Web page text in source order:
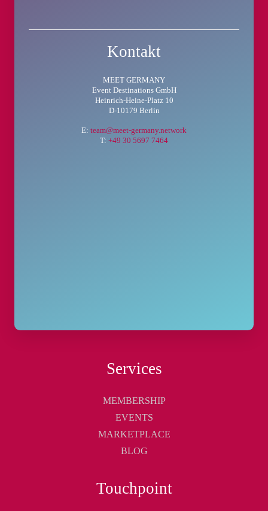
Kontakt
MEET GERMANY
Event Destinations GmbH
Heinrich-Heine-Platz 10
D-10179 Berlin
E: team@meet-germany.network
T: +49 30 5697 7464
Services
MEMBERSHIP
EVENTS
MARKETPLACE
BLOG
Touchpoint